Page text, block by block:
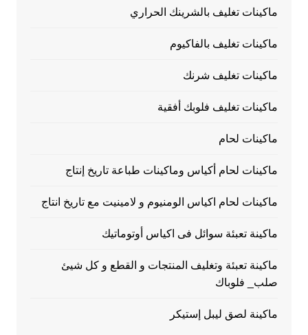
ماكينات تغليف بالشرينك الحراري
ماكينات تغليف بالفاكيوم
ماكينات تغليف شرنك
ماكينات تغليف فلوبك أفقية
ماكينات لحام
ماكينات لحام أكياس وماكينات طباعة تاريخ إنتاج
ماكينات لحام اكياس الومنيوم و لامينيت مع تاريخ انتاج
ماكينة تعبئة سوائل فى اكياس أوتوماتيك
ماكينة تعبئة وتغليف المنتجات و القطع و كل شيئ
صلب_ فلوباك
ماكينة لصق ليبل إستيكر